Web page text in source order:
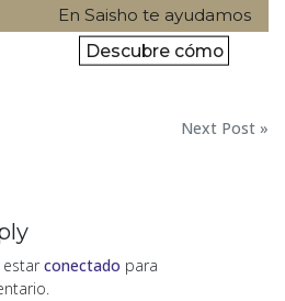
En Saisho te ayudamos
Descubre cómo
Next Post »
conectado para